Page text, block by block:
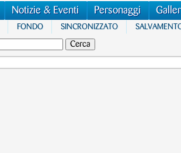
Notizie & Eventi Personaggi
FONDO SINCRONIZZATO